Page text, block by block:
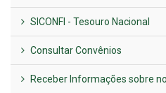
SICONFI - Tesouro Nacional
Consultar Convênios
Receber Informações sobre